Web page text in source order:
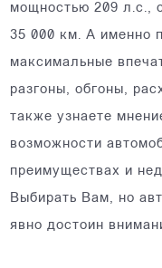
мощностью 209 л.с.,
35 000 км. А именно
максимальные
разгоны, обгоны,
также узнаете
возможности
преимуществах и
Выбирать Вам, но
явно достоин